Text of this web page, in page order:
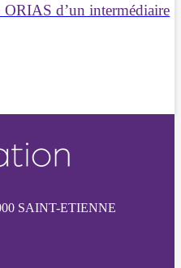
d’un intermédiaire
SAINT-ETIENNE